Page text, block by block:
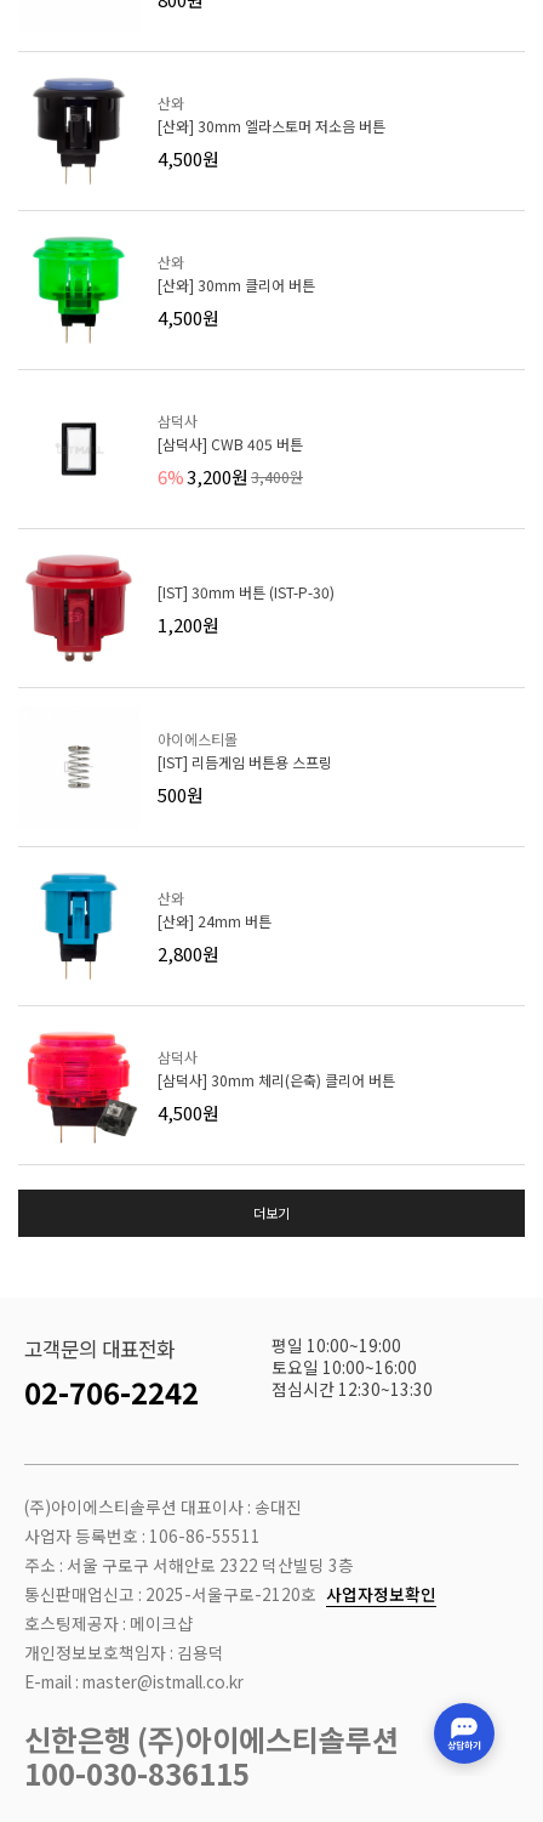
산와
[산와] 30mm 엘라스토머 저소음 버튼
4,500원
산와
[산와] 30mm 클리어 버튼
4,500원
삼덕사
[삼덕사] CWB 405 버튼
6%3,200원 3,400원
[IST] 30mm 버튼 (IST-P-30)
1,200원
아이에스티몰
[IST] 리듬게임 버튼용 스프링
500원
산와
[산와] 24mm 버튼
2,800원
삼덕사
[삼덕사] 30mm 체리(은축) 클리어 버튼
4,500원
더보기
고객문의 대표전화
02-706-2242
평일 10:00~19:00
토요일 10:00~16:00
점심시간 12:30~13:30
(주)아이에스티솔루션 대표이사 : 송대진
사업자 등록번호 : 106-86-55511
주소 : 서울 구로구 서해안로 2322 덕산빌딩 3층
통신판매업신고 : 2025-서울구로-2120호 사업자정보확인
호스팅제공자 : 메이크샵
개인정보보호책임자 : 김용덕
E-mail : master@istmall.co.kr
신한은행 (주)아이에스티솔루션
100-030-836115